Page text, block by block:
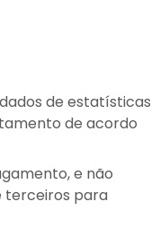
de estatísticas
de acordo
e não
terceiros para